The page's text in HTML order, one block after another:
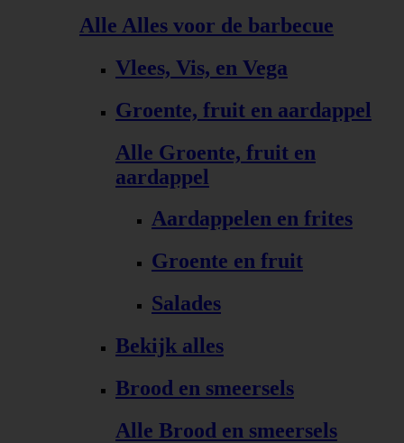
Alle Alles voor de barbecue
Vlees, Vis, en Vega
Groente, fruit en aardappel
Alle Groente, fruit en
aardappel
Aardappelen en frites
Groente en fruit
Salades
Bekijk alles
Brood en smeersels
Alle Brood en smeersels